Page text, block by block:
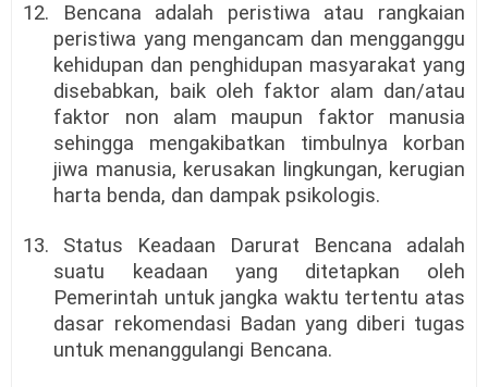
12. Bencana adalah peristiwa atau rangkaian
peristiwa yang mengancam dan mengganggu
kehidupan dan penghidupan masyarakat yang
disebabkan, baik oleh faktor alam dan/atau
faktor non alam maupun faktor manusia
sehingga mengakibatkan timbulnya korban
jiwa manusia, kerusakan lingkungan, kerugian
harta benda, dan dampak psikologis.
13. Status Keadaan Darurat Bencana adalah
suatu keadaan yang ditetapkan oleh
Pemerintah untuk jangka waktu tertentu atas
dasar rekomendasi Badan yang diberi tugas
untuk menanggulangi Bencana.